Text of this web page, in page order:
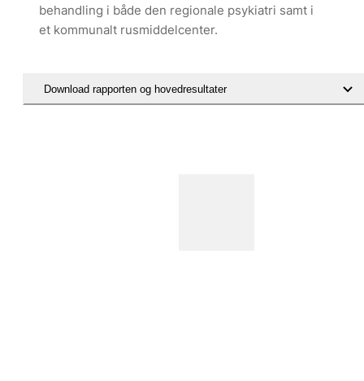
behandling i både den regionale psykiatri samt i
et kommunalt rusmiddelcenter.
Download rapporten og hovedresultater